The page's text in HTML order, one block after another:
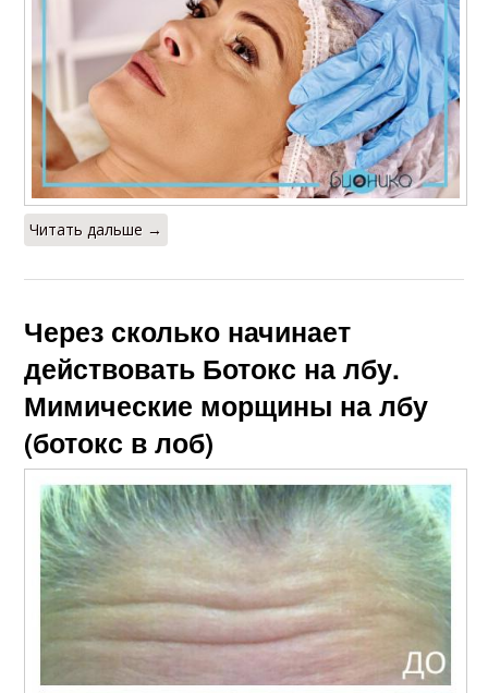
Читать дальше →
Через сколько начинает
действовать Ботокс на лбу.
Мимические морщины на лбу
(ботокс в лоб)